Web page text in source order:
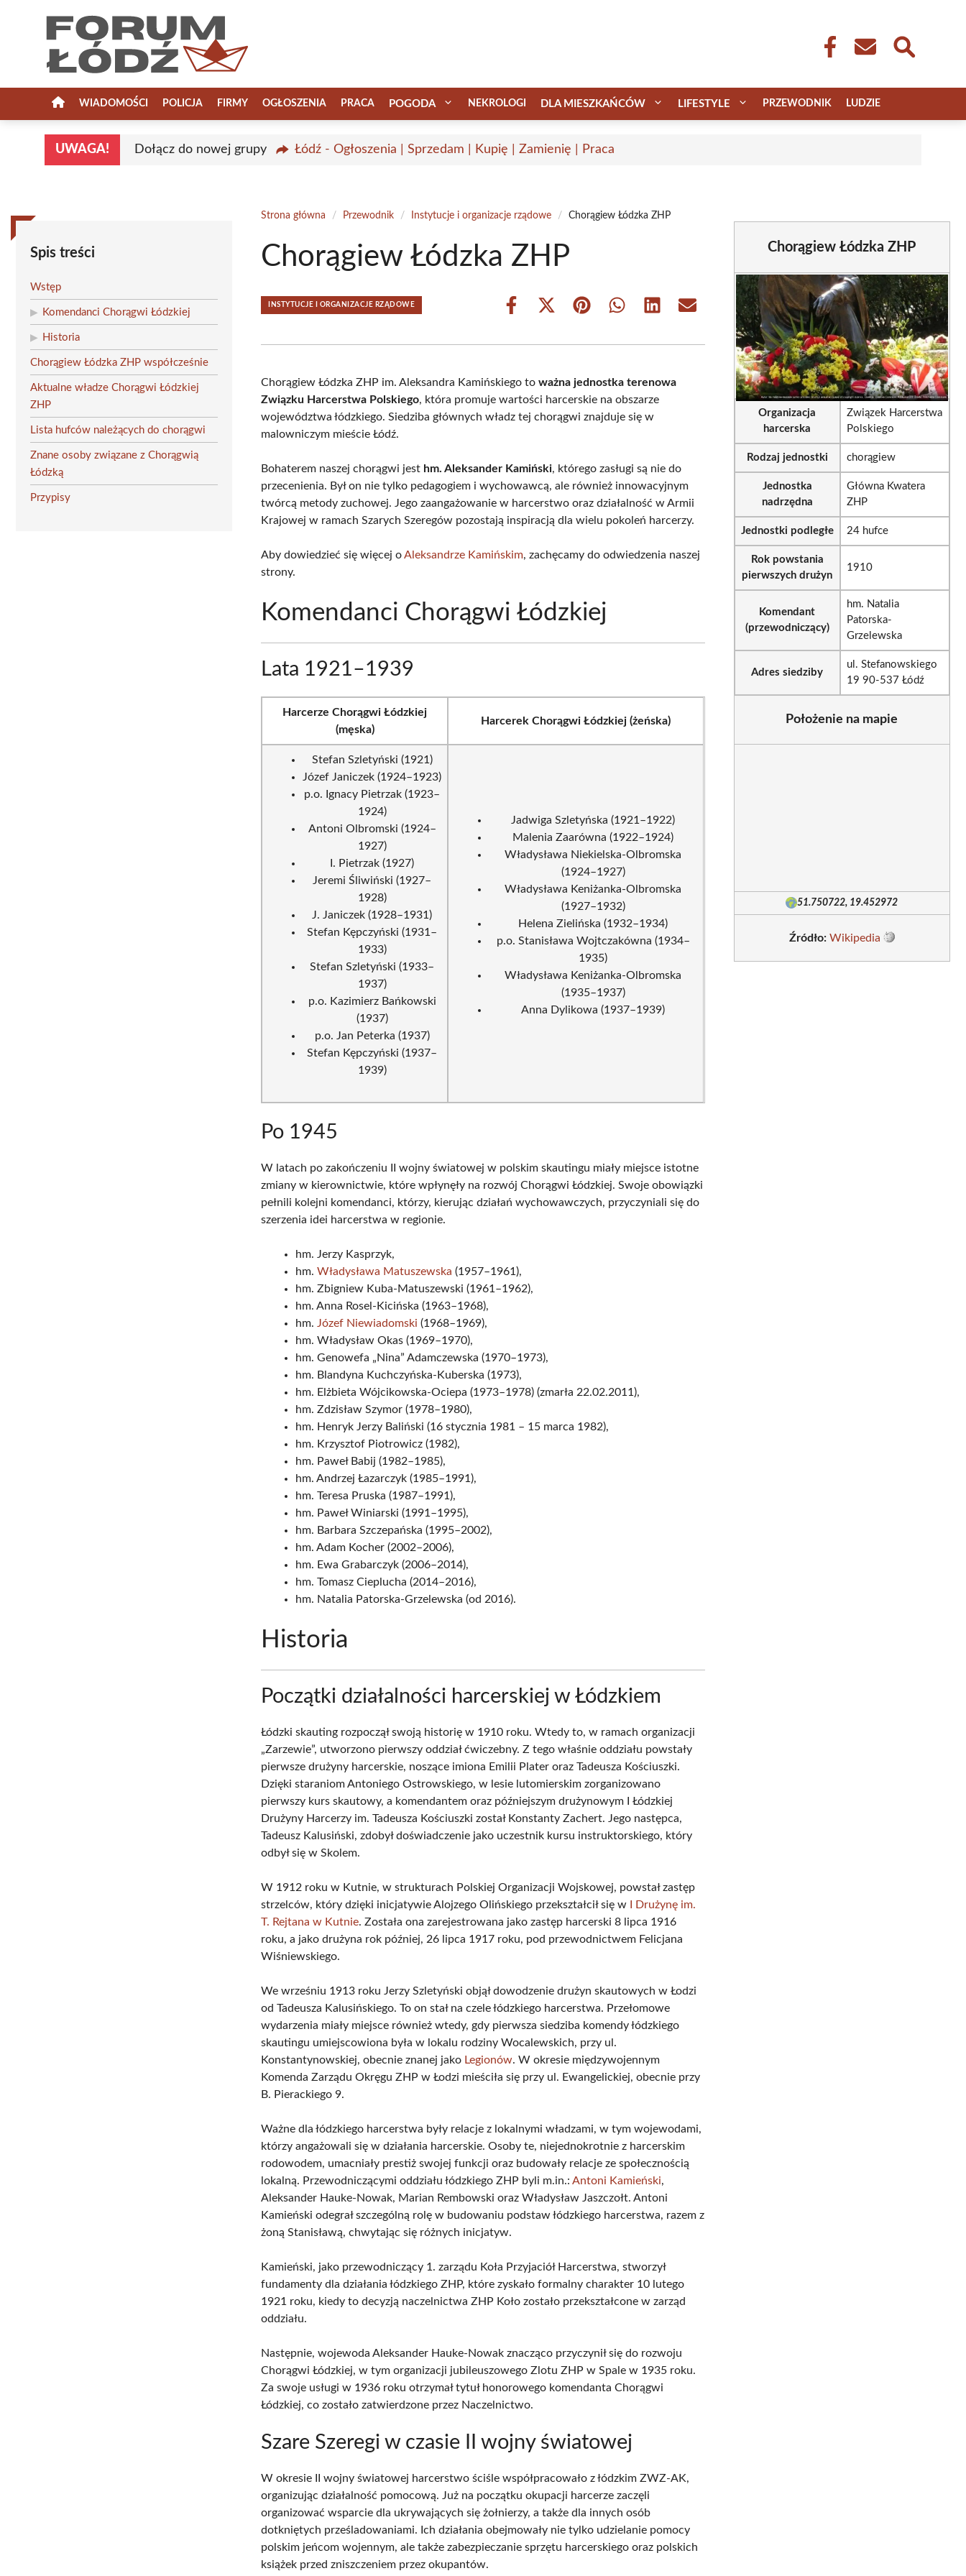
WIADOMOŚCI POLICJA FIRMY OGŁOSZENIA PRACA POGODA NEKROLOGI DLA MIESZKAŃCÓW LIFESTYLE PRZEWODNIK LUDZIE
UWAGA! Dołącz do nowej grupy Łódź - Ogłoszenia | Sprzedam | Kupię | Zamienię | Praca
Spis treści
Wstęp
Komendanci Chorągwi Łódzkiej
Historia
Chorągiew Łódzka ZHP współcześnie
Aktualne władze Chorągwi Łódzkiej
ZHP
Lista hufców należących do chorągwi
Znane osoby związane z Chorągwią
Łódzką
Przypisy
Strona główna / Przewodnik / Instytucje i organizacje rządowe / Chorągiew Łódzka ZHP
Chorągiew Łódzka ZHP
INSTYTUCJE I ORGANIZACJE RZĄDOWE
Share
Share
(Twitter)
Share Share Share Share
Chorągiew Łódzka ZHP im. Aleksandra Kamińskiego toważna jednostka terenowa
Związku Harcerstwa Polskiego, która promuje wartości harcerskie na obszarze
województwa łódzkiego. Siedziba głównych władz tej chorągwi znajduje się w
malowniczym mieście Łódź.
Bohaterem naszej chorągwi jest hm. Aleksander Kamiński, którego zasługi są nie do
przecenienia. Był on nie tylko pedagogiem i wychowawcą, ale również innowacyjnym
twórcą metody zuchowej. Jego zaangażowanie w harcerstwo oraz działalność w Armii
Krajowej w ramach Szarych Szeregów pozostają inspiracją dla wielu pokoleń harcerzy.
Aby dowiedzieć się więcej oAleksandrze Kamińskim, zachęcamy do odwiedzenia naszej
strony.
Komendanci Chorągwi Łódzkiej
Lata 1921–1939
Harcerze Chorągwi Łódzkiej
(męska)
Harcerek Chorągwi Łódzkiej (żeńska)
Stefan Szletyński (1921)
Józef Janiczek (1924–1923)
p.o. Ignacy Pietrzak (1923–
1924)
Antoni Olbromski (1924–
1927)
I. Pietrzak (1927)
Jeremi Śliwiński (1927–
1928)
J. Janiczek (1928–1931)
Stefan Kępczyński (1931–
1933)
Stefan Szletyński (1933–
1937)
p.o. Kazimierz Bańkowski
(1937)
p.o. Jan Peterka (1937)
Stefan Kępczyński (1937–
1939)
Jadwiga Szletyńska (1921–1922)
Malenia Zaarówna (1922–1924)
Władysława Niekielska-Olbromska
(1924–1927)
Władysława Keniżanka-Olbromska
(1927–1932)
Helena Zielińska (1932–1934)
p.o. Stanisława Wojtczakówna (1934–
1935)
Władysława Keniżanka-Olbromska
(1935–1937)
Anna Dylikowa (1937–1939)
Po 1945
W latach po zakończeniu II wojny światowej w polskim skautingu miały miejsce istotne
zmiany w kierownictwie, które wpłynęły na rozwój Chorągwi Łódzkiej. Swoje obowiązki
pełnili kolejni komendanci, którzy, kierując działań wychowawczych, przyczyniali się do
szerzenia idei harcerstwa w regionie.
hm. Jerzy Kasprzyk,
hm.Władysława Matuszewska (1957–1961),
hm. Zbigniew Kuba-Matuszewski (1961–1962),
hm. Anna Rosel-Kicińska (1963–1968),
hm. Józef Niewiadomski (1968–1969),
hm. Władysław Okas (1969–1970),
hm. Genowefa „Nina” Adamczewska (1970–1973),
hm. Blandyna Kuchczyńska-Kuberska (1973),
hm. Elżbieta Wójcikowska-Ociepa (1973–1978) (zmarła 22.02.2011),
hm. Zdzisław Szymor (1978–1980),
hm. Henryk Jerzy Baliński (16 stycznia 1981 – 15 marca 1982),
hm. Krzysztof Piotrowicz (1982),
hm. Paweł Babij (1982–1985),
hm. Andrzej Łazarczyk (1985–1991),
hm. Teresa Pruska (1987–1991),
hm. Paweł Winiarski (1991–1995),
hm. Barbara Szczepańska (1995–2002),
hm. Adam Kocher (2002–2006),
hm. Ewa Grabarczyk (2006–2014),
hm. Tomasz Cieplucha (2014–2016),
hm. Natalia Patorska-Grzelewska (od 2016).
Historia
Początki działalności harcerskiej w Łódzkiem
Łódzki skauting rozpoczął swoją historię w 1910 roku. Wtedy to, w ramach organizacji
„Zarzewie”, utworzono pierwszy oddział ćwiczebny. Z tego właśnie oddziału powstały
pierwsze drużyny harcerskie, noszące imiona Emilii Plater oraz Tadeusza Kościuszki.
Dzięki staraniom Antoniego Ostrowskiego, w lesie lutomierskim zorganizowano
pierwszy kurs skautowy, a komendantem oraz późniejszym drużynowym I Łódzkiej
Drużyny Harcerzy im. Tadeusza Kościuszki został Konstanty Zachert. Jego następca,
Tadeusz Kalusiński, zdobył doświadczenie jako uczestnik kursu instruktorskiego, który
odbył się w Skolem.
W 1912 roku w Kutnie, w strukturach Polskiej Organizacji Wojskowej, powstał zastęp
strzelców, który dzięki inicjatywie Alojzego Olińskiego przekształcił się w I Drużynę im.
T. Rejtana w Kutnie. Została ona zarejestrowana jako zastęp harcerski 8 lipca 1916
roku, a jako drużyna rok później, 26 lipca 1917 roku, pod przewodnictwem Felicjana
Wiśniewskiego.
We wrześniu 1913 roku Jerzy Szletyński objął dowodzenie drużyn skautowych w Łodzi
od Tadeusza Kalusińskiego. To on stał na czele łódzkiego harcerstwa. Przełomowe
wydarzenia miały miejsce również wtedy, gdy pierwsza siedziba komendy łódzkiego
skautingu umiejscowiona była w lokalu rodziny Wocalewskich, przy ul.
Konstantynowskiej, obecnie znanej jako Legionów. W okresie międzywojennym
Komenda Zarządu Okręgu ZHP w Łodzi mieściła się przy ul. Ewangelickiej, obecnie przy
B. Pierackiego 9.
Ważne dla łódzkiego harcerstwa były relacje z lokalnymi władzami, w tym wojewodami,
którzy angażowali się w działania harcerskie. Osoby te, niejednokrotnie z harcerskim
rodowodem, umacniały prestiż swojej funkcji oraz budowały relacje ze społecznością
lokalną. Przewodniczącymi oddziału łódzkiego ZHP byli m.in.:Antoni Kamieński,
Aleksander Hauke-Nowak, Marian Rembowski oraz Władysław Jaszczołt. Antoni
Kamieński odegrał szczególną rolę w budowaniu podstaw łódzkiego harcerstwa, razem z
żoną Stanisławą, chwytając się różnych inicjatyw.
Kamieński, jako przewodniczący 1. zarządu Koła Przyjaciół Harcerstwa, stworzył
fundamenty dla działania łódzkiego ZHP, które zyskało formalny charakter 10 lutego
1921 roku, kiedy to decyzją naczelnictwa ZHP Koło zostało przekształcone w zarząd
oddziału.
Następnie, wojewoda Aleksander Hauke-Nowak znacząco przyczynił się do rozwoju
Chorągwi Łódzkiej, w tym organizacji jubileuszowego Zlotu ZHP w Spale w 1935 roku.
Za swoje usługi w 1936 roku otrzymał tytuł honorowego komendanta Chorągwi
Łódzkiej, co zostało zatwierdzone przez Naczelnictwo.
Szare Szeregi w czasie II wojny światowej
W okresie II wojny światowej harcerstwo ściśle współpracowało z łódzkim ZWZ-AK,
organizując działalność pomocową. Już na początku okupacji harcerze zaczęli
organizować wsparcie dla ukrywających się żołnierzy, a także dla innych osób
dotkniętych prześladowaniami. Ich działania obejmowały nie tylko udzielanie pomocy
polskim jeńcom wojennym, ale także zabezpieczanie sprzętu harcerskiego oraz polskich
książek przed zniszczeniem przez okupantów.
Chorągiew Łódzka ZHP
Organizacja
harcerska
Związek Harcerstwa
Polskiego
Rodzaj jednostki chorągiew
Jednostka
nadrzędna
Główna Kwatera
ZHP
Jednostki podległe 24 hufce
Rok powstania
pierwszych drużyn
1910
Komendant
(przewodniczący)
hm. Natalia
Patorska-
Grzelewska
Adres siedziby
ul. Stefanowskiego
19 90-537 Łódź
Położenie na mapie
51.750722, 19.452972
Źródło: Wikipedia